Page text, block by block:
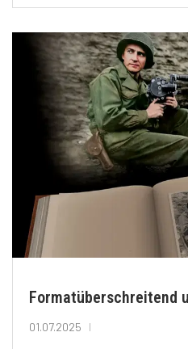
Formatüberschreitend
01.07.2025